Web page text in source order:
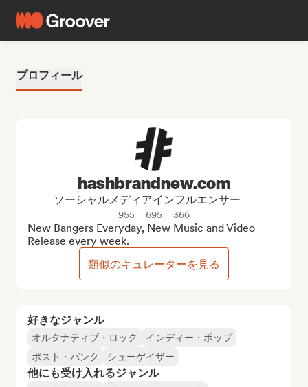
プロフィール
好きなジャンル
オルタナティブ・ロック
インディー・ポップ
ポスト・パンク
シューゲイザー
他にも受け入れるジャンル
hashbrandnew.com
ソーシャルメディアインフルエンサー
955 695 366
New Bangers Everyday, New Music and Video
Release every week.
類似のキュレーターを見る